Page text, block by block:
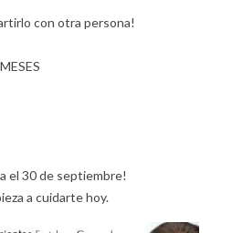
con otra persona!
el 30 de septiembre!
a cuidarte hoy.